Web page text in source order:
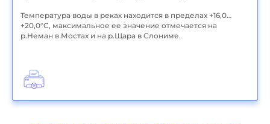
Температура воды в реках находится в пределах +16,0…
+20,0°С, максимальное ее значение отмечается на
р.Неман в Мостах и на р.Щара в Слониме.